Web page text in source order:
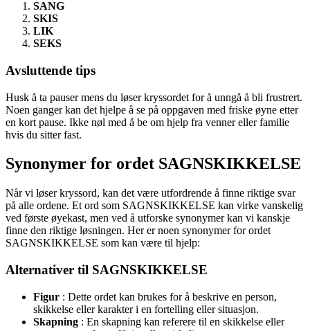
SANG
SKIS
LIK
SEKS
Avsluttende tips
Husk å ta pauser mens du løser kryssordet for å unngå å bli frustrert.
Noen ganger kan det hjelpe å se på oppgaven med friske øyne etter
en kort pause. Ikke nøl med å be om hjelp fra venner eller familie
hvis du sitter fast.
Synonymer for ordet SAGNSKIKKELSE
Når vi løser kryssord, kan det være utfordrende å finne riktige svar
på alle ordene. Et ord som SAGNSKIKKELSE kan virke vanskelig
ved første øyekast, men ved å utforske synonymer kan vi kanskje
finne den riktige løsningen. Her er noen synonymer for ordet
SAGNSKIKKELSE som kan være til hjelp:
Alternativer til SAGNSKIKKELSE
Figur : Dette ordet kan brukes for å beskrive en person,
skikkelse eller karakter i en fortelling eller situasjon.
Skapning : En skapning kan referere til en skikkelse eller